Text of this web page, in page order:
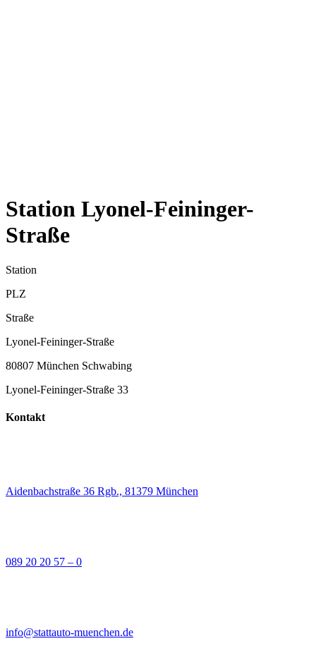
Station Lyonel-Feininger-
Straße
Station
PLZ
Straße
Lyonel-Feininger-Straße
80807 München Schwabing
Lyonel-Feininger-Straße 33
Kontakt
Aidenbachstraße 36 Rgb., 81379 München
089 20 20 57 – 0
info@stattauto-muenchen.de